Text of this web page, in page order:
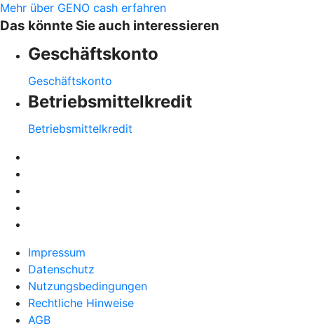
Mehr über GENO cash erfahren
Das könnte Sie auch interessieren
Geschäftskonto
Geschäftskonto
Betriebsmittelkredit
Betriebsmittelkredit
Impressum
Datenschutz
Nutzungsbedingungen
Rechtliche Hinweise
AGB